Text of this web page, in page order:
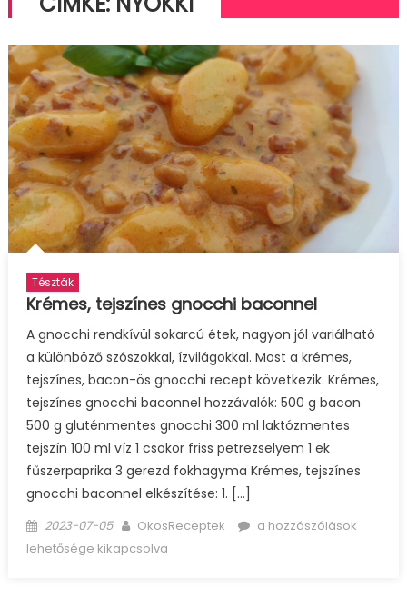
Tészták
Krémes, tejszínes gnocchi baconnel
A gnocchi rendkívül sokarcú étek, nagyon jól variálható
a különböző szószokkal, ízvilágokkal. Most a krémes,
tejszínes, bacon-ös gnocchi recept következik. Krémes,
tejszínes gnocchi baconnel hozzávalók: 500 g bacon
500 g gluténmentes gnocchi 300 ml laktózmentes
tejszín 100 ml víz 1 csokor friss petrezselyem 1 ek
fűszerpaprika 3 gerezd fokhagyma Krémes, tejszínes
gnocchi baconnel elkészítése: 1. […]
Posted
on
2023-07-05 Author
OkosReceptek
Krémes,
a hozzászólások
lehetősége kikapcsolva